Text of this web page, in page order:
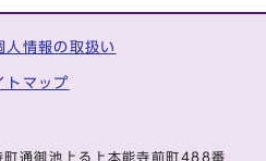
人情報の取扱い
トマップ
通御池上る上本能寺前町488番